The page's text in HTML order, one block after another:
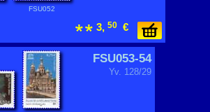
FSU052
3, 50 €
FSU053-54
Yv. 128/29